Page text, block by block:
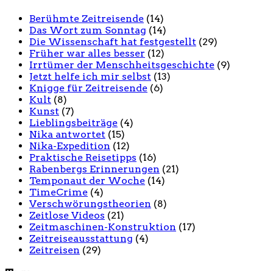
Berühmte Zeitreisende (14)
Das Wort zum Sonntag (14)
Die Wissenschaft hat festgestellt (29)
Früher war alles besser (12)
Irrtümer der Menschheitsgeschichte (9)
Jetzt helfe ich mir selbst (13)
Knigge für Zeitreisende (6)
Kult (8)
Kunst (7)
Lieblingsbeiträge (4)
Nika antwortet (15)
Nika-Expedition (12)
Praktische Reisetipps (16)
Rabenbergs Erinnerungen (21)
Temponaut der Woche (14)
TimeCrime (4)
Verschwörungstheorien (8)
Zeitlose Videos (21)
Zeitmaschinen-Konstruktion (17)
Zeitreiseausstattung (4)
Zeitreisen (29)